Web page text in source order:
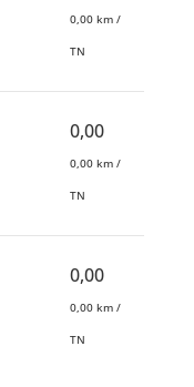
0,00 km /
TN
0,00
0,00 km /
TN
0,00
0,00 km /
TN